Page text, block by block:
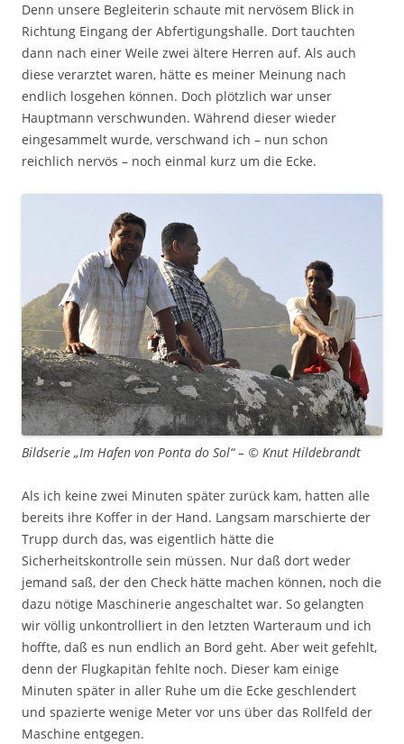
Denn unsere Begleiterin schaute mit nervösem Blick in
Richtung Eingang der Abfertigungshalle. Dort tauchten
dann nach einer Weile zwei ältere Herren auf. Als auch
diese verarztet waren, hätte es meiner Meinung nach
endlich losgehen können. Doch plötzlich war unser
Hauptmann verschwunden. Während dieser wieder
eingesammelt wurde, verschwand ich – nun schon
reichlich nervös – noch einmal kurz um die Ecke.
Bildserie „Im Hafen von Ponta do Sol“ – © Knut Hildebrandt
Als ich keine zwei Minuten später zurück kam, hatten alle
bereits ihre Koffer in der Hand. Langsam marschierte der
Trupp durch das, was eigentlich hätte die
Sicherheitskontrolle sein müssen. Nur daß dort weder
jemand saß, der den Check hätte machen können, noch die
dazu nötige Maschinerie angeschaltet war. So gelangten
wir völlig unkontrolliert in den letzten Warteraum und ich
hoffte, daß es nun endlich an Bord geht. Aber weit gefehlt,
denn der Flugkapitän fehlte noch. Dieser kam einige
Minuten später in aller Ruhe um die Ecke geschlendert
und spazierte wenige Meter vor uns über das Rollfeld der
Maschine entgegen.